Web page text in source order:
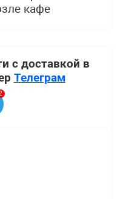
кафе
с доставкой в
Телеграм